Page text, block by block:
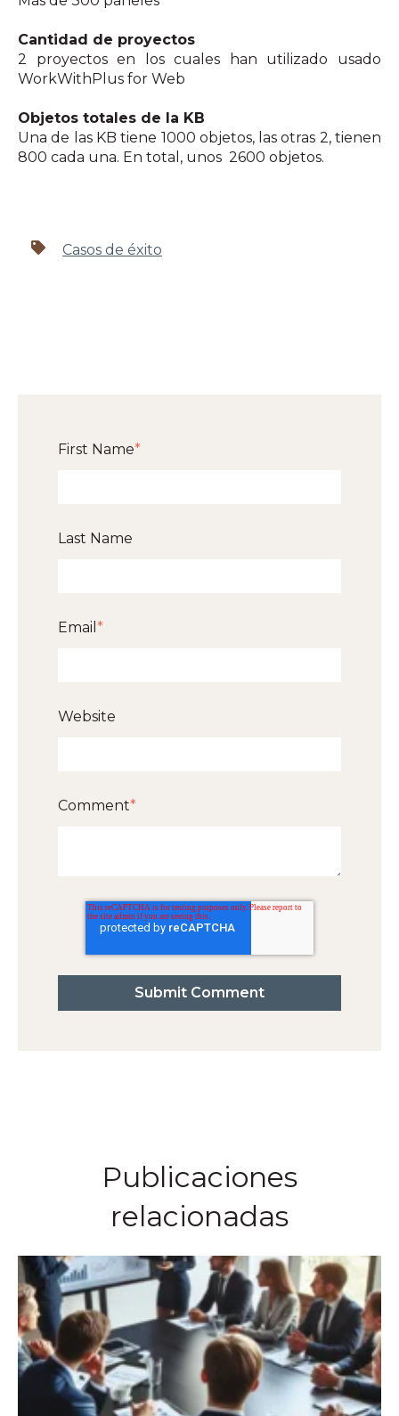
Cantidad de proyectos
2 proyectos en los cuales han utilizado usado
WorkWithPlus for Web
Objetos totales de la KB
Una de las KB tiene 1000 objetos, las otras 2, tienen
800 cada una. En total, unos 2600 objetos.
Casos de éxito
First Name*
Last Name
Email *
Website
Comment*
Publicaciones
relacionadas